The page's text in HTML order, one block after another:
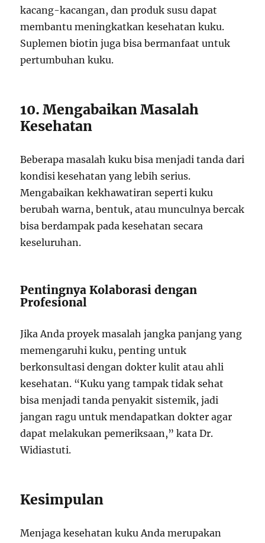
kacang-kacangan, dan produk susu dapat
membantu meningkatkan kesehatan kuku.
Suplemen biotin juga bisa bermanfaat untuk
pertumbuhan kuku.
10. Mengabaikan Masalah
Kesehatan
Beberapa masalah kuku bisa menjadi tanda dari
kondisi kesehatan yang lebih serius.
Mengabaikan kekhawatiran seperti kuku
berubah warna, bentuk, atau munculnya bercak
bisa berdampak pada kesehatan secara
keseluruhan.
Pentingnya Kolaborasi dengan
Profesional
Jika Anda proyek masalah jangka panjang yang
memengaruhi kuku, penting untuk
berkonsultasi dengan dokter kulit atau ahli
kesehatan. “Kuku yang tampak tidak sehat
bisa menjadi tanda penyakit sistemik, jadi
jangan ragu untuk mendapatkan dokter agar
dapat melakukan pemeriksaan,” kata Dr.
Widiastuti.
Kesimpulan
Menjaga kesehatan kuku Anda merupakan